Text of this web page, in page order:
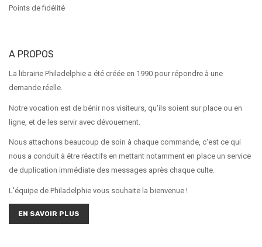
Points de fidélité
A PROPOS
La librairie Philadelphie a été créée en 1990 pour répondre à une
demande réelle.
Notre vocation est de bénir nos visiteurs, qu'ils soient sur place ou en
ligne, et de les servir avec dévouement.
Nous attachons beaucoup de soin à chaque commande, c'est ce qui
nous a conduit à être réactifs en mettant notamment en place un service
de duplication immédiate des messages après chaque culte.
L'équipe de Philadelphie vous souhaite la bienvenue !
EN SAVOIR PLUS